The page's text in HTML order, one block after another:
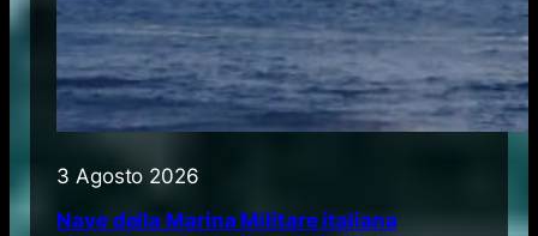
3 Agosto 2026
Nave della Marina Militare italiana